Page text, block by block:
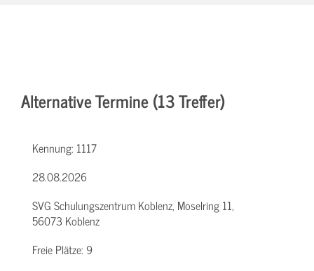
Alternative Termine (13 Treffer)
Kennung: 1117
28.08.2026
SVG Schulungszentrum Koblenz, Moselring 11,
56073 Koblenz
Freie Plätze: 9